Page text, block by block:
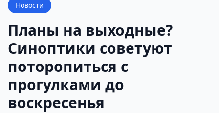
Новости
Планы на выходные?
Синоптики советуют
поторопиться с
прогулками до
воскресенья